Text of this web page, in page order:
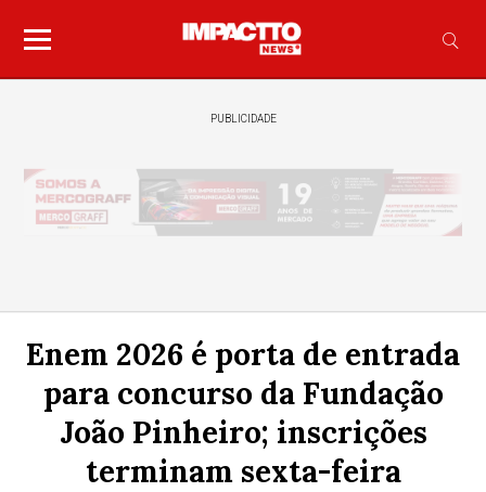
PUBLICIDADE
Enem 2026 é porta de entrada
para concurso da Fundação
João Pinheiro; inscrições
terminam sexta-feira